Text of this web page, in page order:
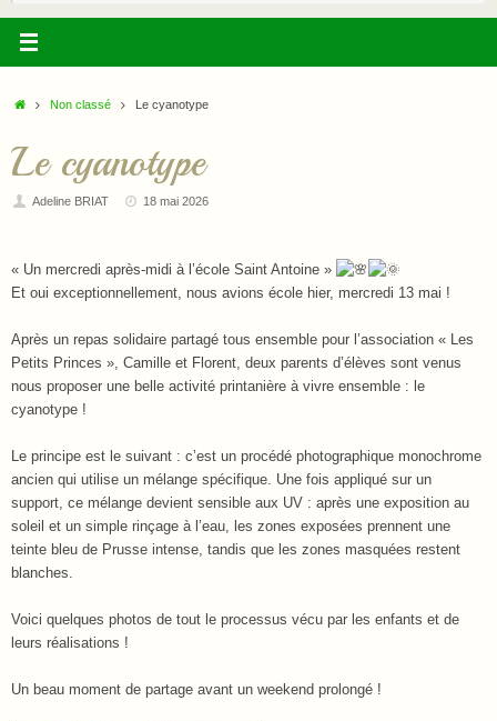
AccueilNon classé Le cyanotype
Le cyanotype
Adeline BRIAT 18 mai 2026
« Un mercredi après-midi à l’école Saint Antoine »
Et oui exceptionnellement, nous avions école hier, mercredi 13 mai !
Après un repas solidaire partagé tous ensemble pour l’association « Les
Petits Princes », Camille et Florent, deux parents d’élèves sont venus
nous proposer une belle activité printanière à vivre ensemble : le
cyanotype !
Le principe est le suivant : c’est un procédé photographique monochrome
ancien qui utilise un mélange spécifique. Une fois appliqué sur un
support, ce mélange devient sensible aux UV : après une exposition au
soleil et un simple rinçage à l’eau, les zones exposées prennent une
teinte bleu de Prusse intense, tandis que les zones masquées restent
blanches.
Voici quelques photos de tout le processus vécu par les enfants et de
leurs réalisations !
Un beau moment de partage avant un weekend prolongé !